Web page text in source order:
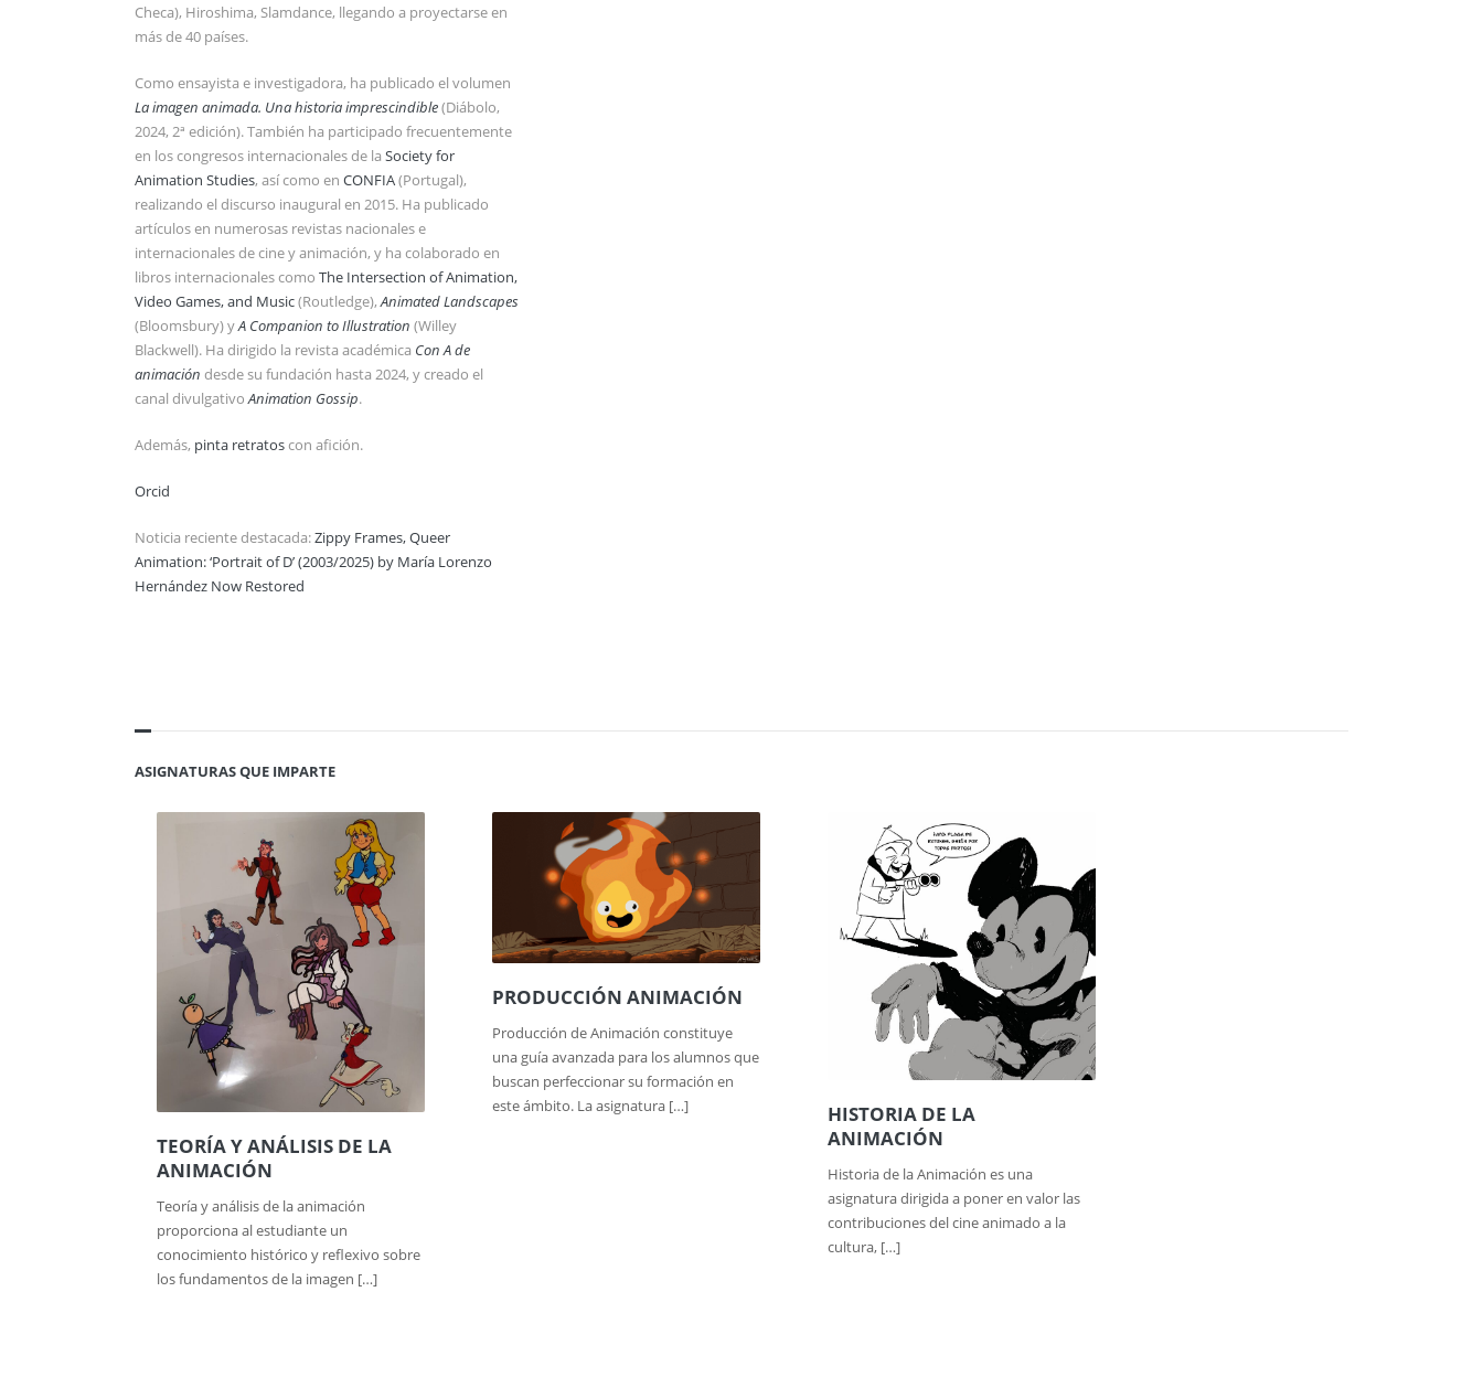
Checa), Hiroshima, Slamdance, llegando a proyectarse en
más de 40 países.
Como ensayista e investigadora, ha publicado el volumen
La imagen animada. Una historia imprescindible(Diábolo,
2024, 2ª edición). También ha participado frecuentemente
en los congresos internacionales de la Society for
Animation Studies, así como en CONFIA(Portugal),
realizando el discurso inaugural en 2015. Ha publicado
artículos en numerosas revistas nacionales e
internacionales de cine y animación, y ha colaborado en
libros internacionales como The Intersection of Animation,
Video Games, and Music(Routledge),Animated Landscapes
(Bloomsbury) yA Companion to Illustration (Willey
Blackwell). Ha dirigido la revista académica Con A de
animación desde su fundación hasta 2024, y creado el
canal divulgativoAnimation Gossip.
Además, pinta retratoscon afición.
Orcid
Noticia reciente destacada:Zippy Frames, Queer
Animation: ‘Portrait of D’ (2003/2025) by María Lorenzo
Hernández Now Restored
ASIGNATURAS QUE IMPARTE
TEORÍA Y ANÁLISIS DE LA
ANIMACIÓN
Teoría y análisis de la animación
proporciona al estudiante un
conocimiento histórico y reflexivo sobre
los fundamentos de la imagen […]
PRODUCCIÓN ANIMACIÓN
Producción de Animación constituye
una guía avanzada para los alumnos que
buscan perfeccionar su formación en
este ámbito. La asignatura […]
HISTORIA DE LA
ANIMACIÓN
Historia de la Animación es una
asignatura dirigida a poner en valor las
contribuciones del cine animado a la
cultura, […]